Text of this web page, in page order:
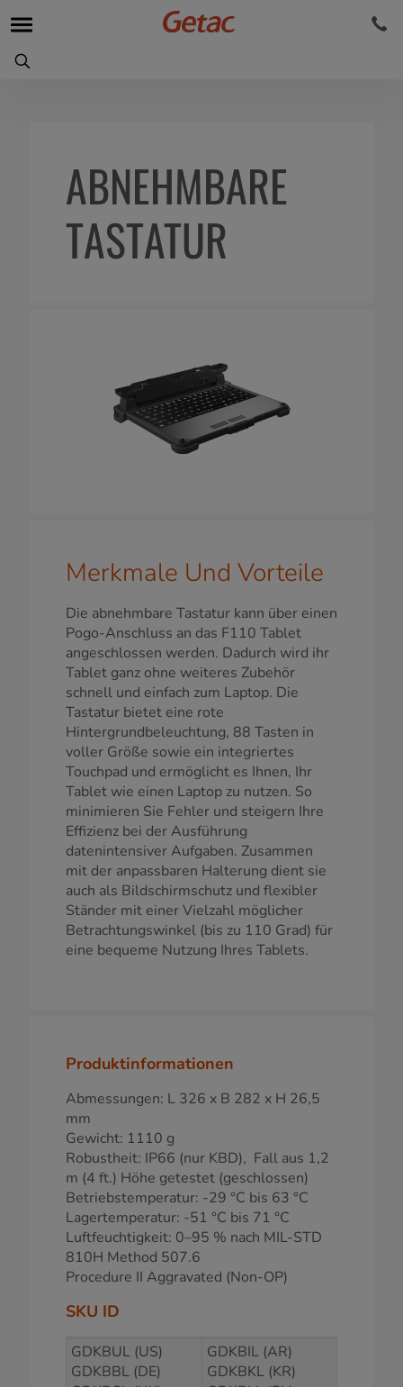
ABNEHMBARE
TASTATUR
Merkmale Und Vorteile
Die abnehmbare Tastatur kann über einen
Pogo-Anschluss an das F110 Tablet
angeschlossen werden. Dadurch wird ihr
Tablet ganz ohne weiteres Zubehör
schnell und einfach zum Laptop. Die
Tastatur bietet eine rote
Hintergrundbeleuchtung, 88 Tasten in
voller Größe sowie ein integriertes
Touchpad und ermöglicht es Ihnen, Ihr
Tablet wie einen Laptop zu nutzen. So
minimieren Sie Fehler und steigern Ihre
Effizienz bei der Ausführung
datenintensiver Aufgaben. Zusammen
mit der anpassbaren Halterung dient sie
auch als Bildschirmschutz und flexibler
Ständer mit einer Vielzahl möglicher
Betrachtungswinkel (bis zu 110 Grad) für
eine bequeme Nutzung Ihres Tablets.
Produktinformationen
Abmessungen: L 326 x B 282 x H 26,5
mm
Gewicht: 1110 g
Robustheit: IP66 (nur KBD), Fall aus 1,2
m (4 ft.) Höhe getestet (geschlossen)
Betriebstemperatur: -29 °C bis 63 °C
Lagertemperatur: -51 °C bis 71 °C
Luftfeuchtigkeit: 0–95 % nach MIL-STD
810H Method 507.6
Procedure II Aggravated (Non-OP)
SKU ID
GDKBUL (US)
GDKBBL (DE)
GDKBIL (AR)
GDKBKL (KR)